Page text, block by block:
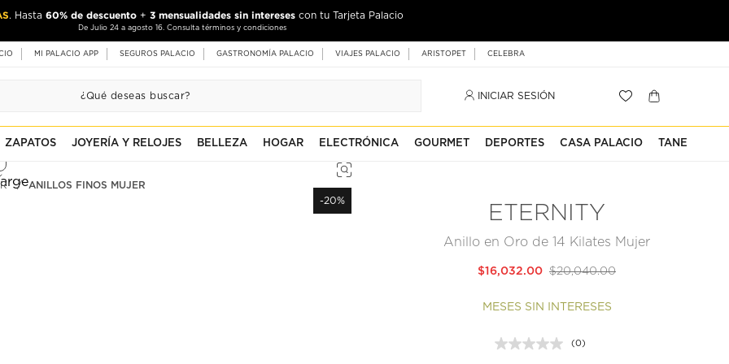
. Hasta 60% de descuento + 3 mensualidades sin intereses con tu Tarjeta Palacio
De Julio 24 a agosto 16. Consulta términos y condiciones
MI PALACIO APP SEGUROS PALACIO GASTRONOMÍA PALACIO VIAJES PALACIO ARISTOPET CELEBRA
INICIAR SESIÓN
ZAPATOS JOYERÍA Y RELOJES BELLEZA HOGAR ELECTRÓNICA GOURMET DEPORTES CASA PALACIO TANE
ANILLOS FINOS MUJER
-20%
ETERNITY
Anillo en Oro de 14 Kilates Mujer
$20,040.00
$16,032.00
MESES SIN INTERESES
Sin
(0)